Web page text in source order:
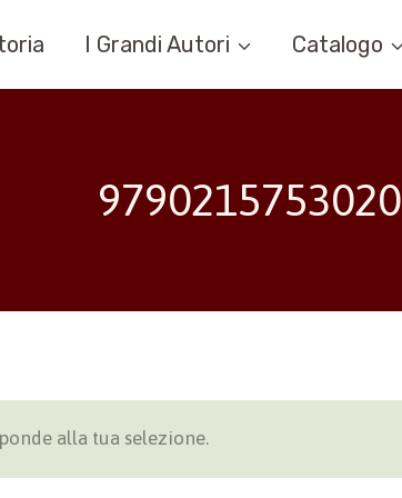
I Grandi Autori Catalogo
9790215753020
alla tua selezione.